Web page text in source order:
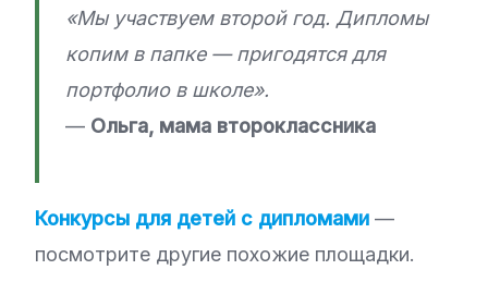
«Мы участвуем второй год. Дипломы
копим в папке — пригодятся для
портфолио в школе».
— Ольга, мама второклассника
Конкурсы для детей с дипломами —
посмотрите другие похожие площадки.